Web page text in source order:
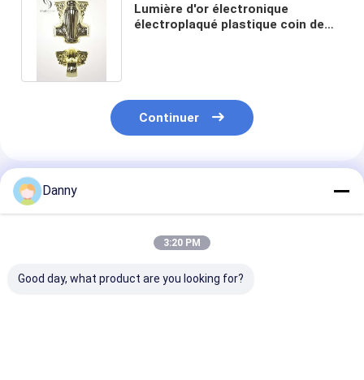
Lumière d'or électronique
électroplaqué plastique coin de
Continuer
Produits Recommandés
Danny
3:20 PM
Good day, what product are you looking for?